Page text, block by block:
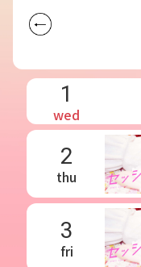
1
wed
2
thu
3
fri